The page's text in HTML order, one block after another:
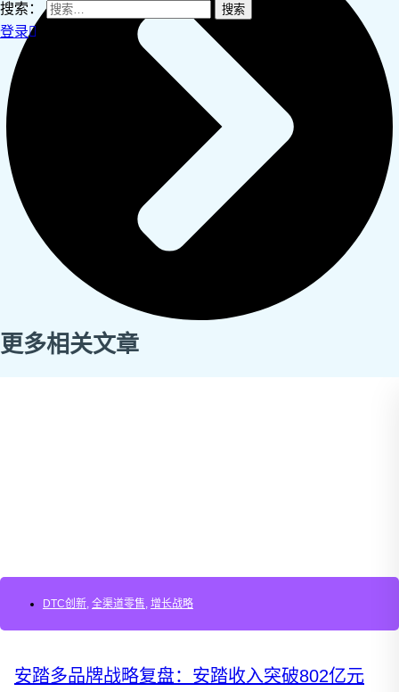
搜索：
登录
更多相关文章
DTC创新, 全渠道零售, 增长战略
安踏多品牌战略复盘：安踏收入突破802亿元